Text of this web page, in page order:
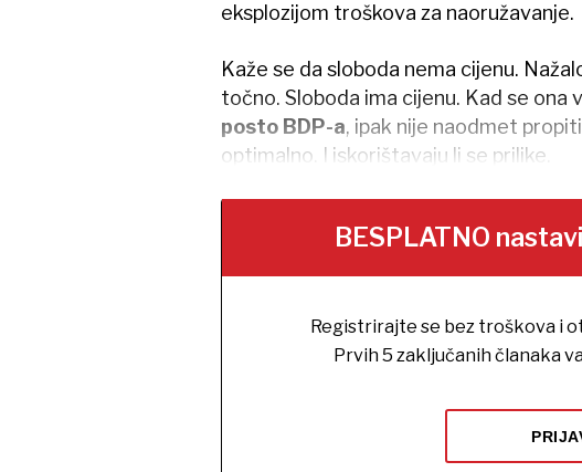
eksplozijom troškova za naoružavanje.
Kaže se da sloboda nema cijenu.
točno. Sloboda ima cijenu. Kad se ona
posto BDP-a, ipak nije naodmet
optimalno. I iskorištavaju li se prilike.
BESPLATNO
Registrirajte se bez troškova i
Prvih 5 zaključanih članaka